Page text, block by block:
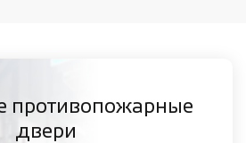
противопожарные
двери